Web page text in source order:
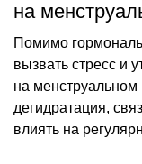
на
Помимо
вызвать стресс и
на менструальном
дегидратация,
влиять на